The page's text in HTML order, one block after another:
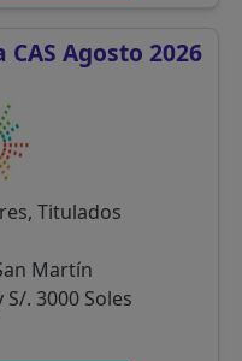
Agosto 2026
Titulados
Martín
S/. 3000 Soles